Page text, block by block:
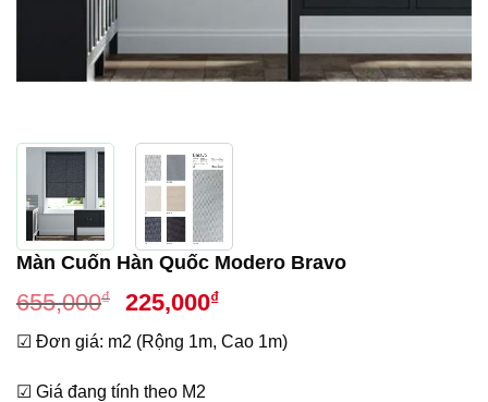
Màn Cuốn Hàn Quốc Modero Bravo
655,000₫
Giá
gốc
là:
655,000₫.
225,000₫Giá
tại
☑ Đơn giá: m2 (Rộng 1m, Cao 1m)
☑ Giá đang tính theo M2